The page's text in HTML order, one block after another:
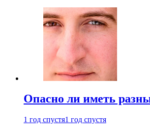
Опасно ли иметь
1 год спустя1 год спустя